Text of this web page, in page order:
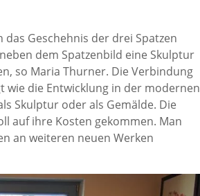
Geschehnis der drei Spatzen
dem Spatzenbild eine Skulptur
so Maria Thurner. Die Verbindung
wie die Entwicklung in der modernen
Skulptur oder als Gemälde. Die
auf ihre Kosten gekommen. Man
an weiteren neuen Werken